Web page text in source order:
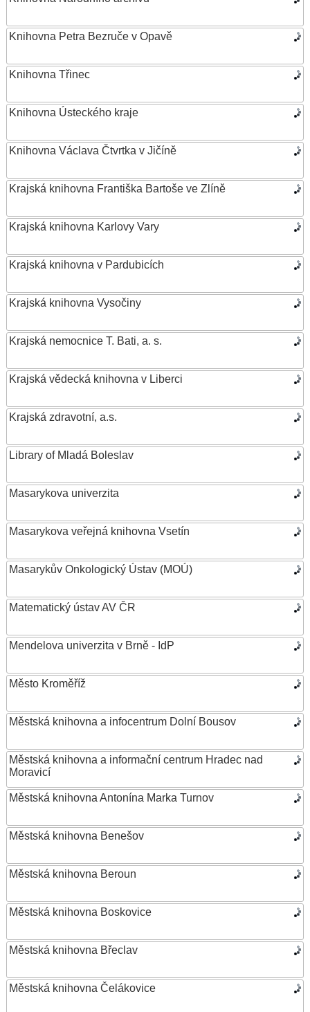
Knihovna Petra Bezruče v Opavě
Knihovna Třinec
Knihovna Ústeckého kraje
Knihovna Václava Čtvrtka v Jičíně
Krajská knihovna Františka Bartoše ve Zlíně
Krajská knihovna Karlovy Vary
Krajská knihovna v Pardubicích
Krajská knihovna Vysočiny
Krajská nemocnice T. Bati, a. s.
Krajská vědecká knihovna v Liberci
Krajská zdravotní, a.s.
Library of Mladá Boleslav
Masarykova univerzita
Masarykova veřejná knihovna Vsetín
Masarykův Onkologický Ústav (MOÚ)
Matematický ústav AV ČR
Mendelova univerzita v Brně - IdP
Město Kroměříž
Městská knihovna a infocentrum Dolní Bousov
Městská knihovna a informační centrum Hradec nad
Moravicí
Městská knihovna Antonína Marka Turnov
Městská knihovna Benešov
Městská knihovna Beroun
Městská knihovna Boskovice
Městská knihovna Břeclav
Městská knihovna Čelákovice